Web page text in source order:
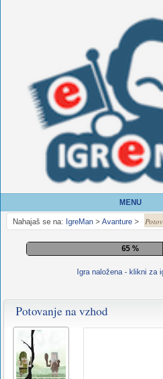
MENU
Nahajaš se na: IgreMan > Avanture >
70 %
Igra naložena - klikni za
Za
igranje
te
igre
Potovanje na vzhod